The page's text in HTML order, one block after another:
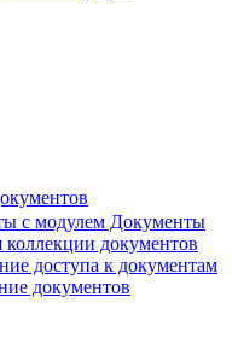
с модулем Документы
коллекции документов
доступа к документам
документов